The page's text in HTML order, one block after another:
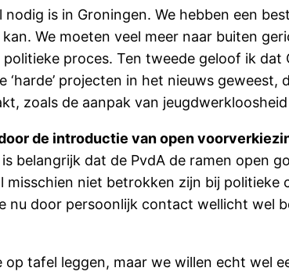
is in Groningen. We hebben een
We moeten veel meer naar buiten
proces. Ten tweede geloof ik dat
projecten in het nieuws geweest,
zoals de aanpak van
de introductie van open
belangrijk dat de PvdA de ramen open
niet betrokken zijn bij
door persoonlijk contact wellicht wel
tafel leggen, maar we willen echt wel